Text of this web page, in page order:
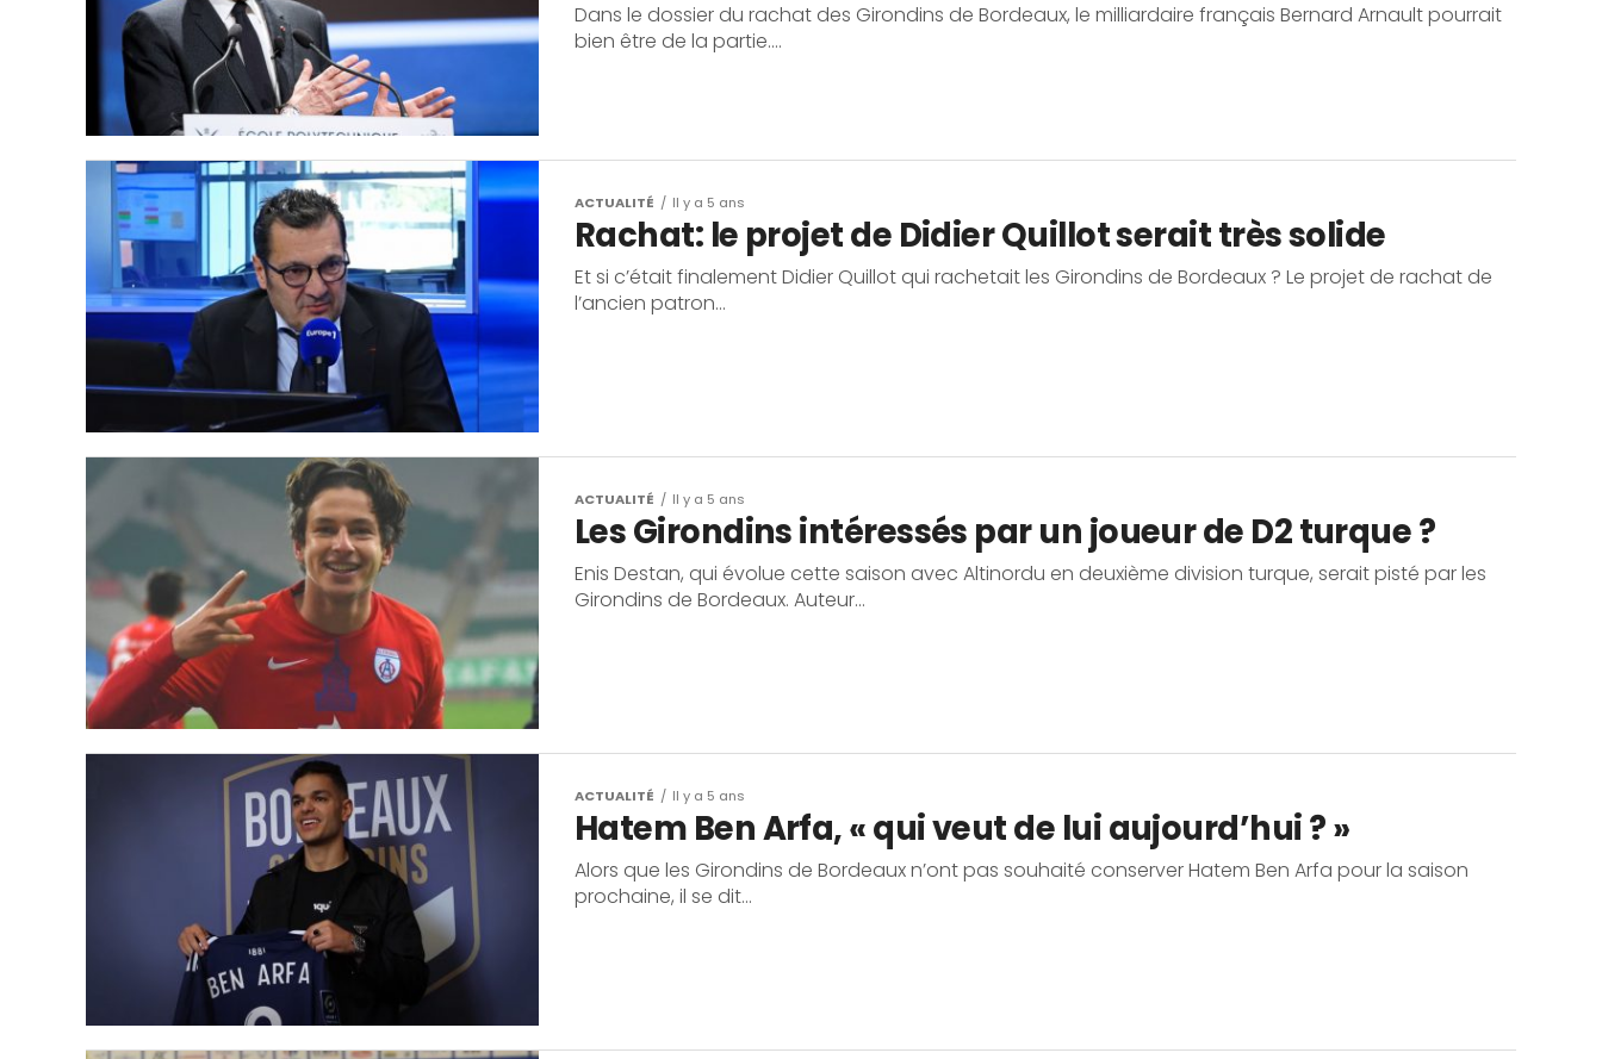
Dans le dossier du rachat des Girondins de Bordeaux, le milliardaire français Bernard Arnault pourrait
bien être de la partie....
ACTUALITÉ Il y a 5 ans
Rachat: le projet de Didier Quillot serait très solide
Et si c’était finalement Didier Quillot qui rachetait les Girondins de Bordeaux ? Le projet de rachat de
l’ancien patron...
ACTUALITÉ Il y a 5 ans
Les Girondins intéressés par un joueur de D2 turque ?
Enis Destan, qui évolue cette saison avec Altinordu en deuxième division turque, serait pisté par les
Girondins de Bordeaux. Auteur...
ACTUALITÉ Il y a 5 ans
Hatem Ben Arfa, « qui veut de lui aujourd’hui ? »
Alors que les Girondins de Bordeaux n’ont pas souhaité conserver Hatem Ben Arfa pour la saison
prochaine, il se dit...